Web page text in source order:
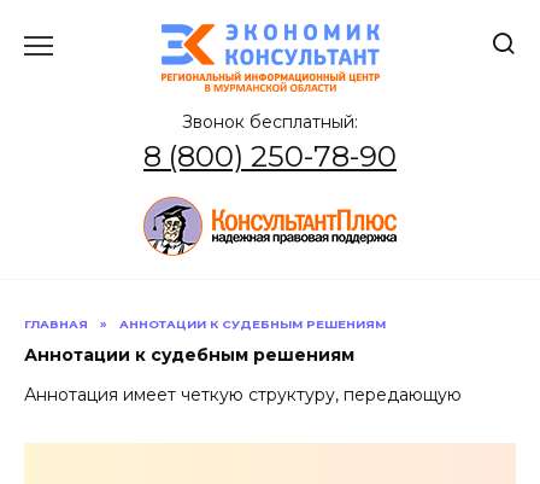
содержанию
Звонок бесплатный:
8 (800) 250-78-90
ГЛАВНАЯ » АННОТАЦИИ К СУДЕБНЫМ РЕШЕНИЯМ
Аннотации к судебным решениям
Аннотация имеет четкую структуру, передающую